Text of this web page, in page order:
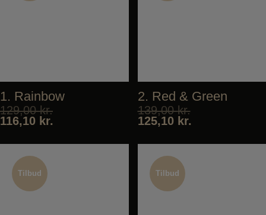
1. Rainbow
129,00kr.
116,10 kr.
2. Red & Green
139,00kr.
125,10 kr.
Tilbud
Tilbud
Tilbud